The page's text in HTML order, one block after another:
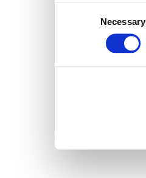
services.
Necessary